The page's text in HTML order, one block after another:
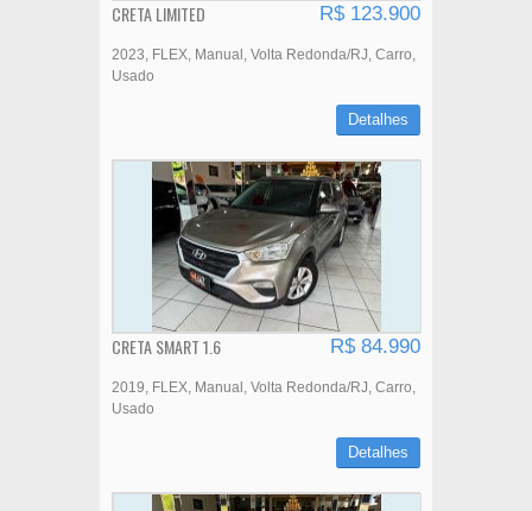
CRETA LIMITED R$ 123.900
2023 FLEX Manual Volta Redonda/RJ Carro
Usado
Detalhes
CRETA SMART 1.6 R$ 84.990
2019 FLEX Manual Volta Redonda/RJ Carro
Usado
Detalhes